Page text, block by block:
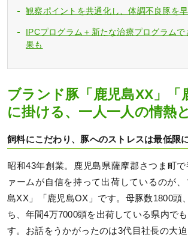
観察ポイントを共通化し、体調不良豚を
IPCプログラム＋新たな治療プログラムで
果も
ブランド豚「鹿児島XX」「
に掛ける、一人一人の情熱
飼料にこだわり、豚へのストレスは最低限
昭和43年創業。鹿児島県薩摩郡さつま町
ァームが自信を持って出荷しているのが
島XX」「鹿児島OX」です。母豚数1800頭
ち、年間4万7000頭を出荷している県内で
す。お話をうかがったのは3代目社長の大